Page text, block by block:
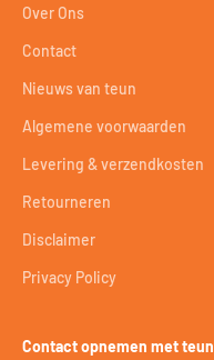
Over Ons
Contact
Nieuws van teun
Algemene voorwaarden
Levering & verzendkosten
Retourneren
Disclaimer
Privacy Policy
Contact opnemen met teun